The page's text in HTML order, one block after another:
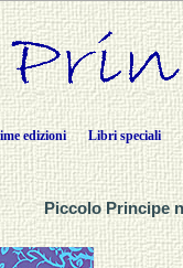
edizioni Libri speciali
Piccolo Principe